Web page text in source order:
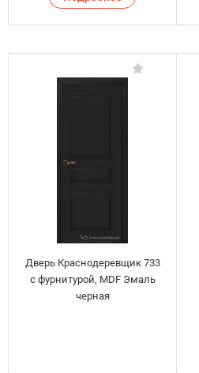
Дверь Краснодеревщик 733
с фурнитурой, MDF Эмаль
черная